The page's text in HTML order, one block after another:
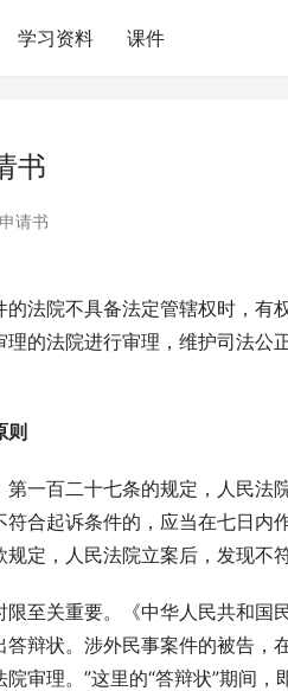
学习资料 课件
书
申请书
法院不具备法定管辖权时，有
的法院进行审理，维护司法公
则
一百二十七条的规定，人民法
合起诉条件的，应当在七日内
定，人民法院立案后，发现不
至关重要。《中华人民共和国
辩状。涉外民事案件的被告，
审理。”这里的“答辩状”期间